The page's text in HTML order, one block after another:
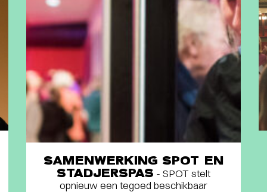
SAMENWERKING SPOT EN
STADJERSPAS - SPOT stelt
opnieuw een tegoed beschikbaar